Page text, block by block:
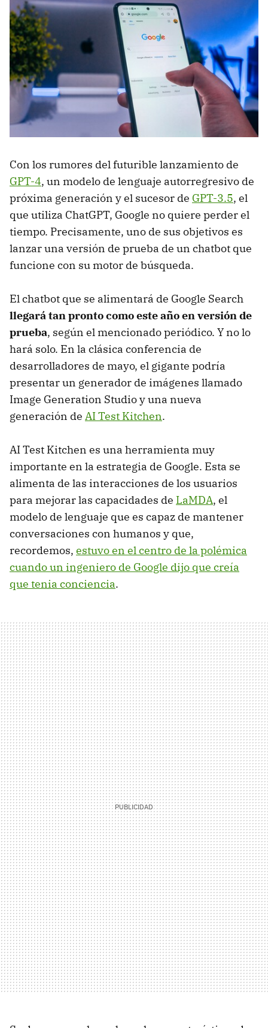
Con los rumores del futurible lanzamiento de
GPT-4, un modelo de lenguaje autorregresivo de
próxima generación y el sucesor de GPT-3.5, el
que utiliza ChatGPT, Google no quiere perder el
tiempo. Precisamente, uno de sus objetivos es
lanzar una versión de prueba de un chatbot que
funcione con su motor de búsqueda.
El chatbot que se alimentará de Google Search
llegará tan pronto como este año en versión de
prueba, según el mencionado periódico. Y no lo
hará solo. En la clásica conferencia de
desarrolladores de mayo, el gigante podría
presentar un generador de imágenes llamado
Image Generation Studio y una nueva
generación de AI Test Kitchen.
AI Test Kitchen es una herramienta muy
importante en la estrategia de Google. Esta se
alimenta de las interacciones de los usuarios
para mejorar las capacidades de LaMDA, el
modelo de lenguaje que es capaz de mantener
conversaciones con humanos y que,
recordemos, estuvo en el centro de la polémica
cuando un ingeniero de Google dijo que creía
que tenia conciencia.